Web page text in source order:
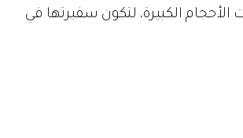
الأحجام الكبيرة، لتكون سفيرتها في